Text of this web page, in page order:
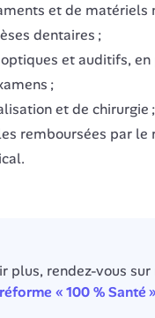
et de matériels
dentaires ;
et auditifs, en
;
et de chirurgie ;
remboursées par le
plus, rendez-vous sur
« 100 % Santé »